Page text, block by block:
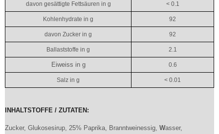
davon gesättigte Fettsäuren in g < 0.1
Kohlenhydrate in g 92
davon Zucker in g 92
Ballaststoffe in g 2.1
Eiweiss in g 0.6
Salz in g < 0.01
INHALTSTOFFE / ZUTATEN:
Zucker, Glukosesirup, 25% Paprika, Branntweinessig, Wasser,